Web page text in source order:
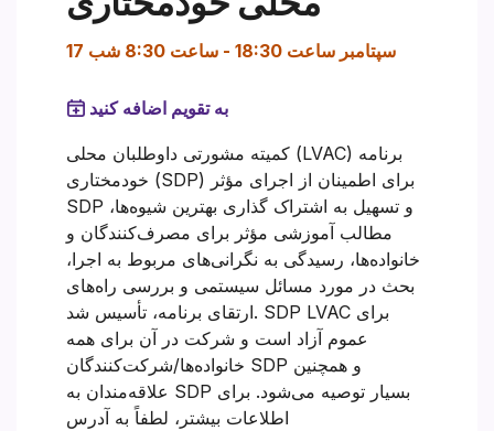
17 سپتامبر ساعت 18:30 - ساعت 8:30 شب
به تقویم اضافه کنید
کمیته مشورتی داوطلبان محلی (LVAC) برنامه
خودمختاری (SDP) برای اطمینان از اجرای مؤثر
SDP و تسهیل به اشتراک گذاری بهترین شیوه‌ها،
مطالب آموزشی مؤثر برای مصرف‌کنندگان و
خانواده‌ها، رسیدگی به نگرانی‌های مربوط به اجرا،
بحث در مورد مسائل سیستمی و بررسی راه‌های
ارتقای برنامه، تأسیس شد. SDP LVAC برای
عموم آزاد است و شرکت در آن برای همه
خانواده‌ها/شرکت‌کنندگان SDP و همچنین
علاقه‌مندان به SDP بسیار توصیه می‌شود. برای
اطلاعات بیشتر، لطفاً به آدرس